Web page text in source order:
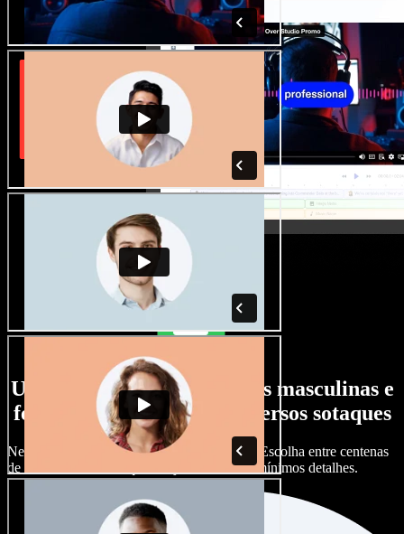
Uma ampla seleção de vozes masculinas e
femininas, com os mais diversos sotaques
Nenhum projeto precisa soar igual ao outro. Escolha entre centenas
de vozes de IA e sotaques e ajuste tudo nos mínimos detalhes.